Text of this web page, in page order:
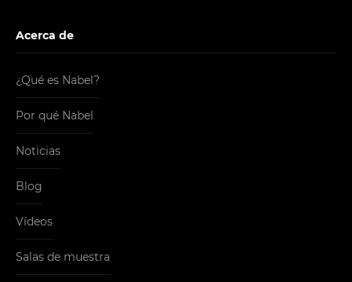
Acerca de
¿Qué es Nabel?
Por qué Nabel
Noticias
Blog
Vídeos
Salas de muestra